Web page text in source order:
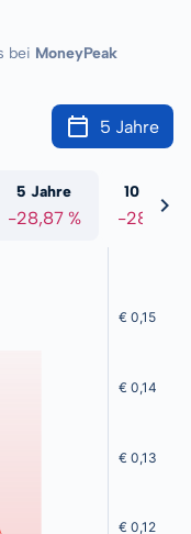
bei MoneyPeak
5 Jahre
5 Jahre
-28,87 %
10 Jahre
-28,87 %